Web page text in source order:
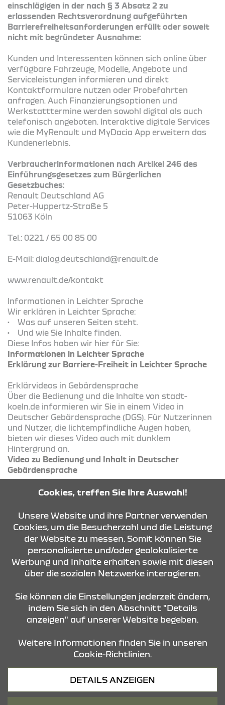
einschlägigen in der nach § 3 Absatz 2 zu
erlassenden Rechtsverordnung aufgeführten
Barrierefreiheitsanforderungen erfüllt oder soweit
nicht mit begründeter Ausnahme:
Kunden und Interessenten können sich online über
verfügbare Fahrzeuge, Modelle, Angebote und
Serviceleistungen informieren und direkt
Kontaktformulare nutzen oder Probefahrten
anfragen. Auch Finanzierungsoptionen und
Werkstatttermine werden sowohl digital als auch
telefonisch angeboten. Interaktive digitale Services
wie die MyRenault und MyDacia App erweitern das
Kundenerlebnis.
Verbraucherinformationen nach Artikel 246 des
Einführungsgesetzes zum Bürgerlichen
Gesetzbuches:
Renault Deutschland AG
Peter-Huppertz-Straße 5
51063 Köln
Tel.: 0221 / 65 00 85 00
E-Mail: dialog.deutschland@renault.de
www.renault.de/kontakt
Informationen in Leichter Sprache
Wir erklären in Leichter Sprache:
• Was auf unseren Seiten steht.
• Und wie Sie Inhalte finden.
Diese Infos haben wir hier für Sie:
Informationen in Leichter Sprache
Erklärung zur Barriere-Freiheit in Leichter Sprache
Erklärvideos in Gebärdensprache
Über die Bedienung und die Inhalte von stadt-
koeln.de informieren wir Sie in einem Video in
Deutscher Gebärdensprache (DGS). Für Nutzerinnen
und Nutzer, die lichtempfindliche Augen haben,
bieten wir dieses Video auch mit dunklem
Hintergrund an.
Video zu Bedienung und Inhalt in Deutscher
Gebärdensprache
KONTAKT & ANFAHRT
ÖFFNUNGSZEITEN
STANDORTE
Datenschutz
Cookies, treffen Sie Ihre Auswahl!
Unsere Website und ihre Partner verwenden
Cookies, um die Besucherzahl und die Leistung
der Website zu messen. Somit können Sie
personalisierte und/oder geolokalisierte
Werbung und Inhalte erhalten sowie mit diesen
über die sozialen Netzwerke interagieren.
Sie können die Einstellungen jederzeit ändern,
indem Sie sich in den Abschnitt "Details
anzeigen" auf unserer Website begeben.
Weitere Informationen finden Sie in unseren
Cookie-Richtlinien.
DETAILS ANZEIGEN